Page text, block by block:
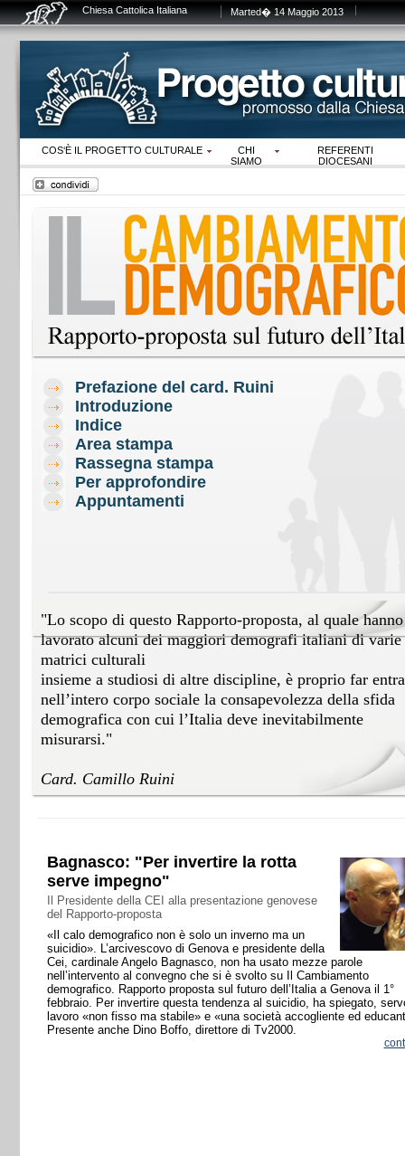
Chiesa Cattolica Italiana Marted� 14 Maggio 2013
COS‘È IL PROGETTO CULTURALE
CHI
SIAMO
REFERENTI
DIOCESANI
Prefazione del card. Ruini
Introduzione
Indice
Area stampa
Rassegna stampa
Per approfondire
Appuntamenti
"Lo scopo di questo Rapporto-proposta, al quale hanno
lavorato alcuni dei maggiori demografi italiani di varie
matrici culturali
insieme a studiosi di altre discipline, è proprio far
nell’intero corpo sociale la consapevolezza della sfida
demografica con cui l’Italia deve inevitabilmente
misurarsi."
Card. Camillo Ruini
Bagnasco: "Per invertire la rotta
serve impegno"
Il Presidente della CEI alla presentazione genovese
del Rapporto-proposta
«Il calo demografico non è solo un inverno ma un
suicidio». L’arcivescovo di Genova e presidente della
Cei, cardinale Angelo Bagnasco, non ha usato mezze parole
nell’intervento al convegno che si è svolto su Il Cambiamento
demografico. Rapporto proposta sul futuro dell’Italia a Genova il 1°
febbraio. Per invertire questa tendenza al suicidio, ha spiegato,
lavoro «non fisso ma stabile» e «una società accogliente ed
Presente anche Dino Boffo, direttore di Tv2000.